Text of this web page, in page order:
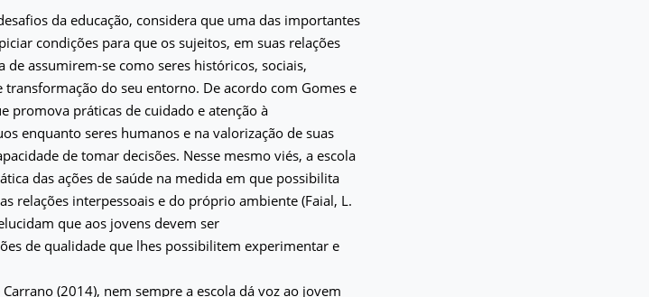
da educação, considera que uma das importantes
condições para que os sujeitos, em suas relações
assumirem-se como seres históricos, sociais,
transformação do seu entorno. De acordo com Gomes e
promova práticas de cuidado e atenção à
enquanto seres humanos e na valorização de suas
de tomar decisões. Nesse mesmo viés, a escola
das ações de saúde na medida em que possibilita
relações interpessoais e do próprio ambiente (Faial, L.
que aos jovens devem ser
de qualidade que lhes possibilitem experimentar e
(2014), nem sempre a escola dá voz ao jovem